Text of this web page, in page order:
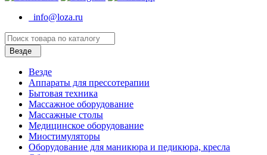
info@loza.ru
Везде
Везде
Аппараты для прессотерапии
Бытовая техника
Массажное оборудование
Массажные столы
Медицинское оборудование
Миостимуляторы
Оборудование для маникюра и педикюра, кресла